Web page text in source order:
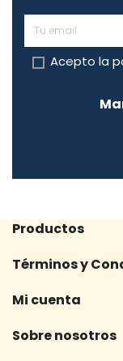
Acepto la
Productos
Términos y
Mi cuenta
Sobre nosotros